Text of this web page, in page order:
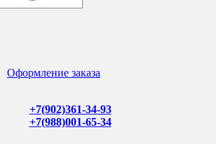
Оформление заказа
+7(902)361-34-93
+7(988)001-65-34